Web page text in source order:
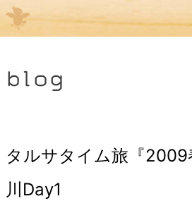
HOME
B&B Cafe ほんぐう
blog
タルサタイム旅『2009
川Day1